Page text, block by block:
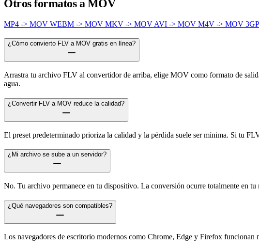
Otros formatos a MOV
MP4 -> MOV WEBM -> MOV MKV -> MOV AVI -> MOV M4V -> MOV
¿Cómo convierto FLV a MOV gratis en línea?
Arrastra tu archivo FLV al convertidor de arriba, elige MOV como formato de
agua.
¿Convertir FLV a MOV reduce la calidad?
El preset predeterminado prioriza la calidad y la pérdida suele ser mínima. Si tu
¿Mi archivo se sube a un servidor?
No. Tu archivo permanece en tu dispositivo. La conversión ocurre totalmente en tu
¿Qué navegadores son compatibles?
Los navegadores de escritorio modernos como Chrome, Edge y Firefox funcionan